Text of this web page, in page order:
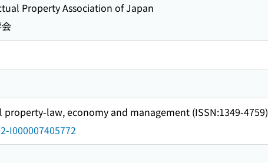
Property Association of Japan
law, economy and management (ISSN:1349-4759)
I000007405772